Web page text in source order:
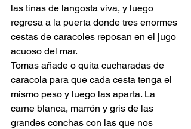
las tinas de langosta viva, y luego
regresa a la puerta donde tres enormes
cestas de caracoles reposan en el jugo
acuoso del mar.
Tomas añade o quita cucharadas de
caracola para que cada cesta tenga el
mismo peso y luego las aparta. La
carne blanca, marrón y gris de las
grandes conchas con las que nos